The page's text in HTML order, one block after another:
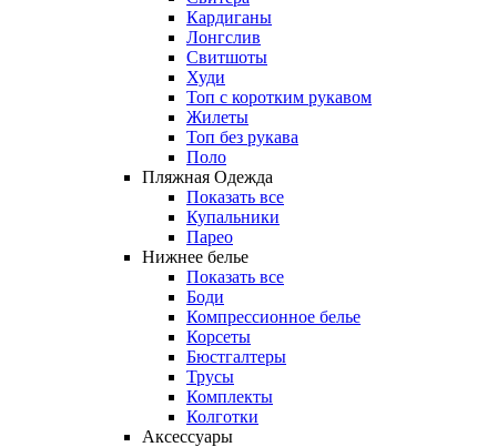
Кардиганы
Лонгслив
Свитшоты
Худи
Топ с коротким рукавом
Жилеты
Топ без рукава
Поло
Пляжная Одежда
Показать все
Купальники
Парео
Нижнее белье
Показать все
Боди
Компрессионное белье
Корсеты
Бюстгалтеры
Трусы
Комплекты
Колготки
Аксессуары